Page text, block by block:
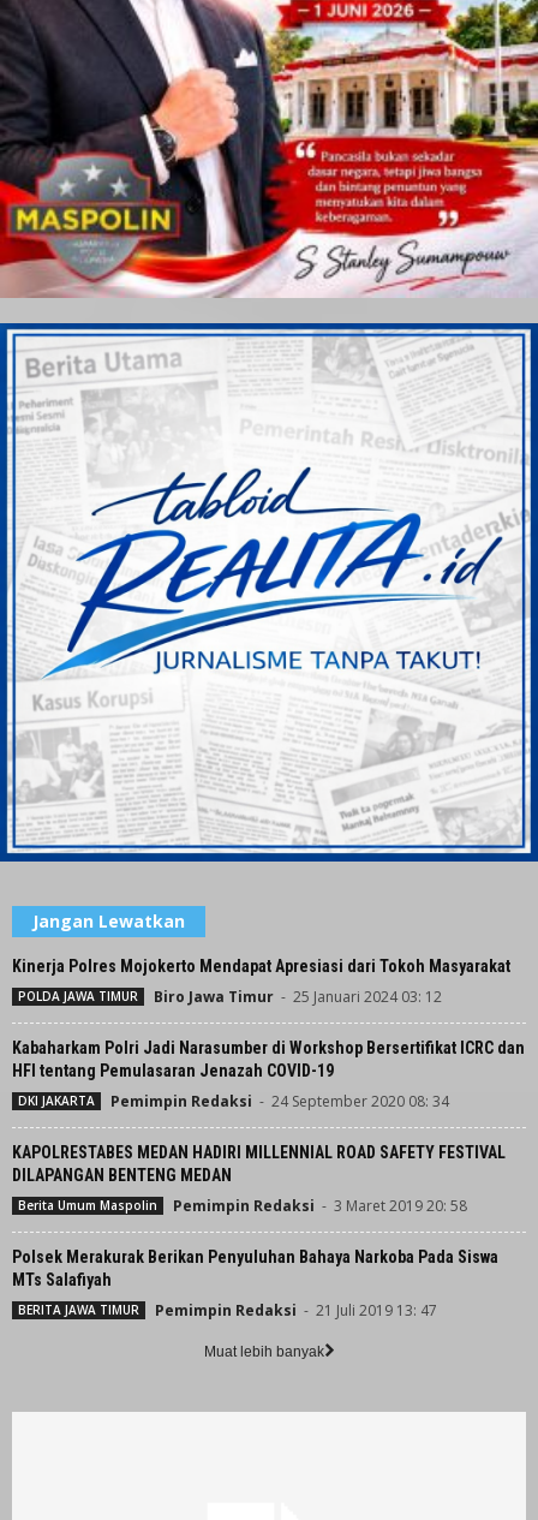
Jangan Lewatkan
Kinerja Polres Mojokerto Mendapat Apresiasi dari Tokoh Masyarakat
POLDA JAWA TIMUR Biro Jawa Timur - 25 Januari 2024 03: 12
Kabaharkam Polri Jadi Narasumber di Workshop Bersertifikat ICRC dan
HFI tentang Pemulasaran Jenazah COVID-19
DKI JAKARTA Pemimpin Redaksi - 24 September 2020 08: 34
KAPOLRESTABES MEDAN HADIRI MILLENNIAL ROAD SAFETY FESTIVAL
DILAPANGAN BENTENG MEDAN
Berita Umum Maspolin Pemimpin Redaksi - 3 Maret 2019 20: 58
Polsek Merakurak Berikan Penyuluhan Bahaya Narkoba Pada Siswa
MTs Salafiyah
BERITA JAWA TIMUR Pemimpin Redaksi - 21 Juli 2019 13: 47
Muat lebih banyak